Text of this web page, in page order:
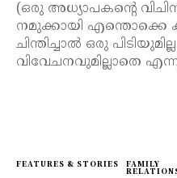
(ഒരു അധ്യാപകന്റെ വിചിന്തനം)
നമുക്കായി
ചിന്തിച്ചാൽ ഒരു
വിവേചനവുമില്ലാതെ
FEATURES & STORIES FAMILY